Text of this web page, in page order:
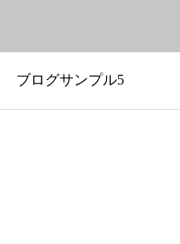
ブログサンプル5